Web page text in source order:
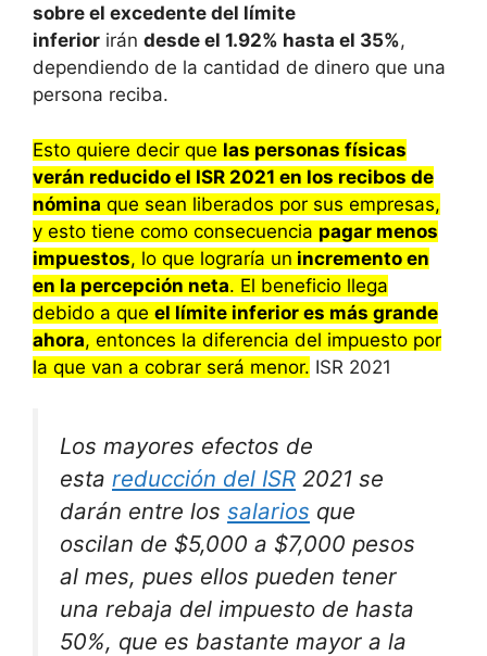
sobre el excedente del límite
inferior irán desde el 1.92% hasta el 35%,
dependiendo de la cantidad de dinero que una
persona reciba.
Esto quiere decir que las personas físicas
verán reducido el ISR 2021 en los recibos de
nómina que sean liberados por sus empresas,
y esto tiene como consecuencia pagar menos
impuestos, lo que lograría un incremento en
en la percepción neta. El beneficio llega
debido a que el límite inferior es más grande
ahora, entonces la diferencia del impuesto por
la que van a cobrar será menor. ISR 2021
Los mayores efectos de
esta reducción del ISR 2021 se
darán entre los salarios que
oscilan de $5,000 a $7,000 pesos
al mes, pues ellos pueden tener
una rebaja del impuesto de hasta
50%, que es bastante mayor a la